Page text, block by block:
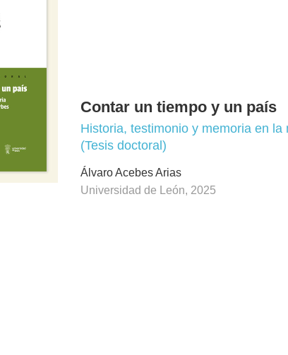
Contar un tiempo y un país
Historia, testimonio y memoria en
(Tesis doctoral)
Álvaro Acebes Arias
Universidad de León, 2025